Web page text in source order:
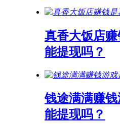
真香大饭店
能提现吗？
钱途满满赚
能提现吗？